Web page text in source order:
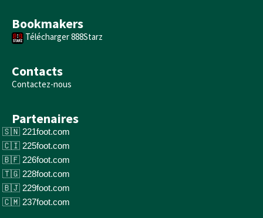
Bookmakers
Télécharger 888Starz
Contacts
Contactez-nous
Partenaires
221foot.com
225foot.com
226foot.com
228foot.com
229foot.com
237foot.com